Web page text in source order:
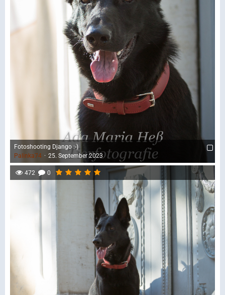
Fotoshooting Django :-)
Palinka74
25. September 2023
472 0